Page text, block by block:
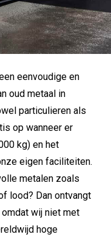
eenvoudige en
oud metaal in
particulieren als
op wanneer er
kg) en het
eigen faciliteiten.
metalen zoals
lood? Dan ontvangt
wij niet met
hoge